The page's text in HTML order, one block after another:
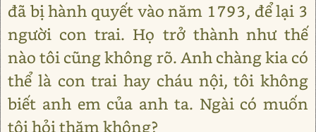
đã bị hành quyết vào năm 1793, để lại 3
người con trai. Họ trở thành như thế
nào tôi cũng không rõ. Anh chàng kia có
thể là con trai hay cháu nội, tôi không
biết anh em của anh ta. Ngài có muốn
tôi hỏi thăm không?